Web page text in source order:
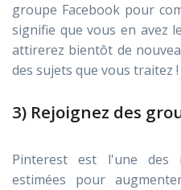
groupe Facebook pour
signifie que vous en avez
attirerez bientôt de
des sujets que vous traitez !
3) Rejoignez des
Pinterest est l'une des
estimées pour